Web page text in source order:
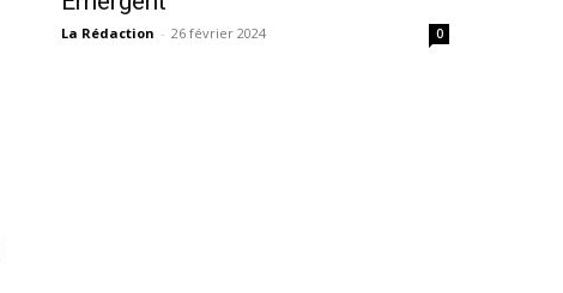
La Rédaction - 26 février 2024 0